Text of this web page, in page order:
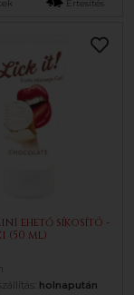
Értesítés
ehető síkosító -
(50 ml)
holnapután